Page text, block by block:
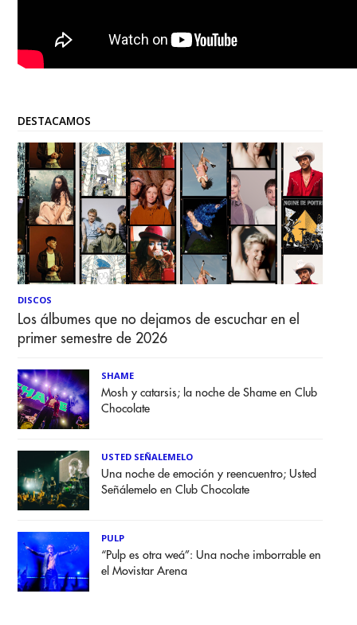
DESTACAMOS
DISCOS
Los álbumes que no dejamos de escuchar en el
primer semestre de 2026
SHAME
Mosh y catarsis; la noche de Shame en Club
Chocolate
USTED SEÑALEMELO
Una noche de emoción y reencuentro; Usted
Señálemelo en Club Chocolate
PULP
“Pulp es otra weá”: Una noche imborrable en
el Movistar Arena